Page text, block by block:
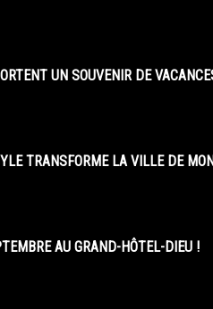
UN SOUVENIR DE
TRANSFORME LA VILLE DE
AU GRAND-HÔTEL-DIEU !